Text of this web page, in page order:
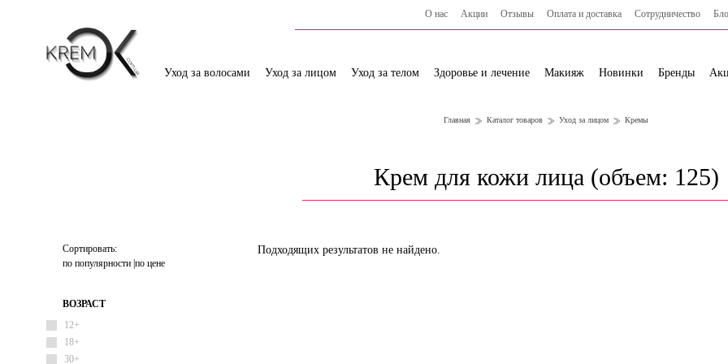
О нас Акции Отзывы Оплата и доставка Сотрудничество
Уход за волосами Уход за лицом Уход за телом Здоровье и лечение Макияж Новинки Бренды
Главная Каталог товаров Уход за лицом Кремы
Крем для кожи лица (объем: 125)
Сортировать:
по популярности по цене
ВОЗРАСТ
12+
18+
30+
Подходящих результатов не найдено.